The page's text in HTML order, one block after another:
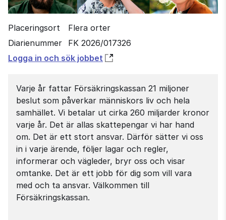
Placeringsort
Flera orter
Diarienummer
FK 2026/017326
Logga in och sök jobbet
Öppnas
fönster
Varje år fattar Försäkringskassan 21 miljoner
beslut som påverkar människors liv och hela
samhället. Vi betalar ut cirka 260 miljarder kronor
varje år. Det är allas skattepengar vi har hand
om. Det är ett stort ansvar. Därför sätter vi oss
in i varje ärende, följer lagar och regler,
informerar och vägleder, bryr oss och visar
omtanke. Det är ett jobb för dig som vill vara
med och ta ansvar. Välkommen till
Försäkringskassan.